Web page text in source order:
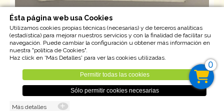
Usado
Unidades disponible : 1
Tipo IVA : 21,00%
1,00€
0
Ésta página web usa Cookies
Utilizamos cookies propias técnicas (necesarias) y de terceros analíticas
(estadística) para mejorar nuestros servicios y con la finalidad de facilitar su
navegación. Puede cambiar la configuración u obtener más información en
nuestra "política de Cookies".
Haz click en 'Más Detalles' para ver las cookies utilizadas.
Permitir todas las cookies
Sólo permitir cookies necesarias
Más detalles